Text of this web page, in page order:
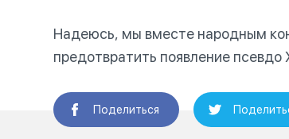
Надеюсь, мы вместе народным
предотвратить появление
Поделиться